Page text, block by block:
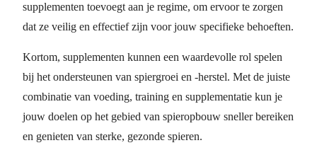
supplementen toevoegt aan je regime, om ervoor te zorgen
dat ze veilig en effectief zijn voor jouw specifieke behoeften.
Kortom, supplementen kunnen een waardevolle rol spelen
bij het ondersteunen van spiergroei en -herstel. Met de juiste
combinatie van voeding, training en supplementatie kun je
jouw doelen op het gebied van spieropbouw sneller bereiken
en genieten van sterke, gezonde spieren.